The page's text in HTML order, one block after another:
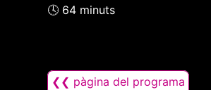
🕓 64 minuts
❮❮ pàgina del programa